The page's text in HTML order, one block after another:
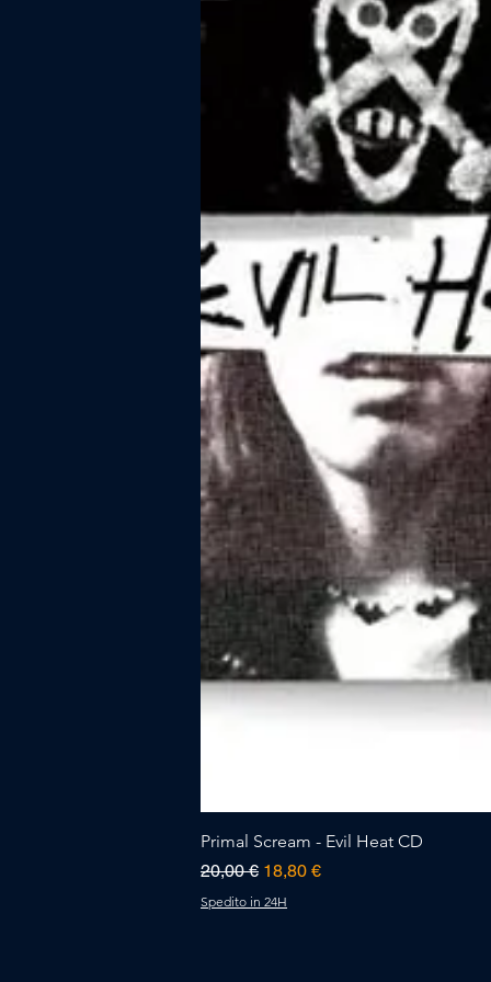
Primal Scream - Evil Heat CD
Prezzo regolare
20,00 € Prezzo scontato
18,80 €
Spedito in 24H